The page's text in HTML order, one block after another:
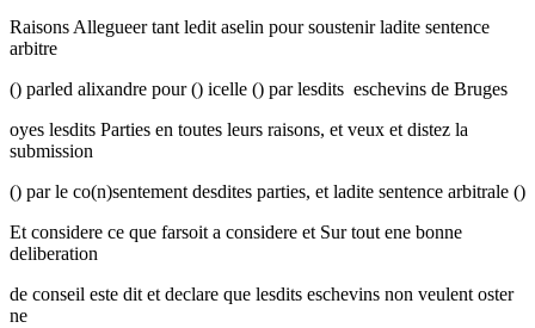
Raisons Allegueer tant ledit aselin pour soustenir ladite sentence
arbitre
() parled alixandre pour () icelle () par lesdits eschevins de Bruges
oyes lesdits Parties en toutes leurs raisons, et veux et distez la
submission
() par le co(n)sentement desdites parties, et ladite sentence arbitrale ()
Et considere ce que farsoit a considere et Sur tout ene bonne
deliberation
de conseil este dit et declare que lesdits eschevins non veulent oster
ne